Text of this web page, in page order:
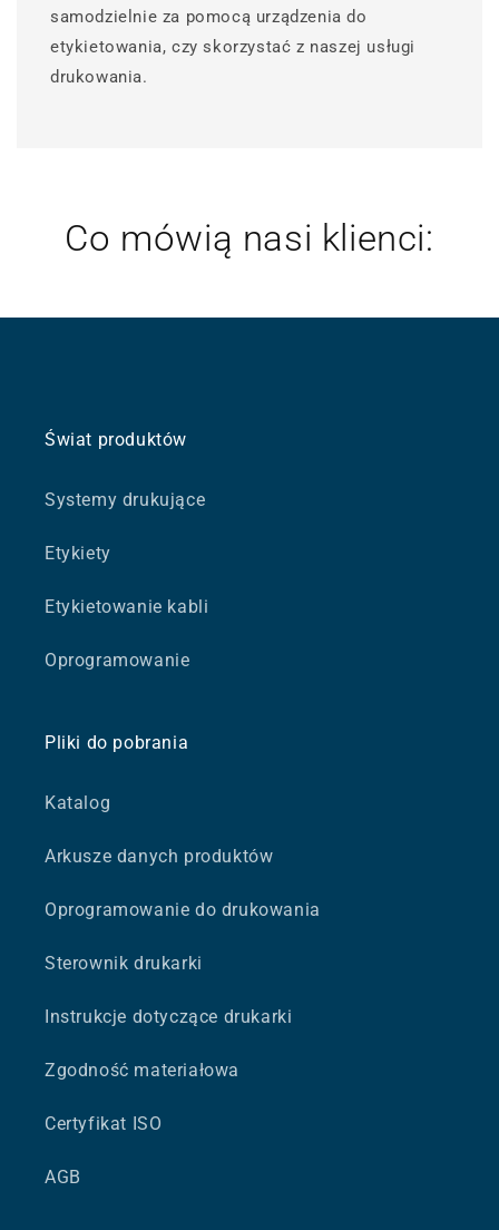
samodzielnie za pomocą urządzenia do
etykietowania, czy skorzystać z naszej usługi
drukowania.
Co mówią nasi klienci:
Świat produktów
Systemy drukujące
Etykiety
Etykietowanie kabli
Oprogramowanie
Pliki do pobrania
Katalog
Arkusze danych produktów
Oprogramowanie do drukowania
Sterownik drukarki
Instrukcje dotyczące drukarki
Zgodność materiałowa
Certyfikat ISO
AGB